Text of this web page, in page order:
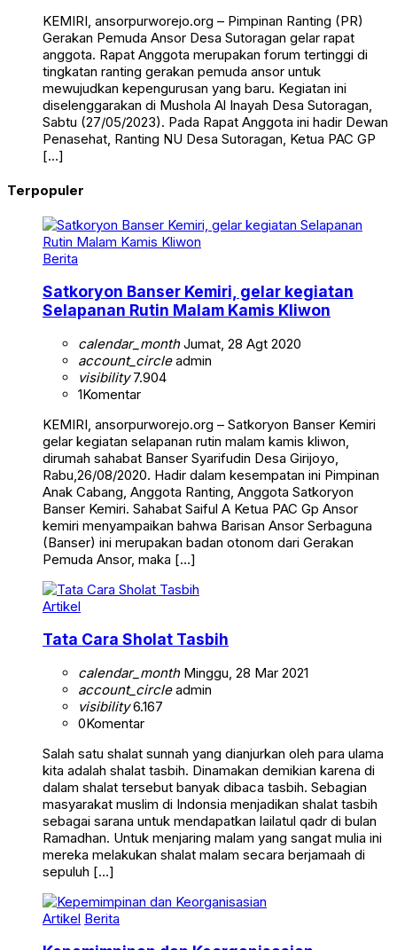
KEMIRI, ansorpurworejo.org – Pimpinan Ranting (PR)
Gerakan Pemuda Ansor Desa Sutoragan gelar rapat
anggota. Rapat Anggota merupakan forum tertinggi di
tingkatan ranting gerakan pemuda ansor untuk
mewujudkan kepengurusan yang baru. Kegiatan ini
diselenggarakan di Mushola Al Inayah Desa Sutoragan,
Sabtu (27/05/2023). Pada Rapat Anggota ini hadir Dewan
Penasehat, Ranting NU Desa Sutoragan, Ketua PAC GP
[…]
Terpopuler
Berita
Satkoryon Banser Kemiri, gelar kegiatan
Selapanan Rutin Malam Kamis Kliwon
calendar_monthJumat, 28 Agt 2020
account_circleadmin
visibility7.904
1Komentar
KEMIRI, ansorpurworejo.org – Satkoryon Banser Kemiri
gelar kegiatan selapanan rutin malam kamis kliwon,
dirumah sahabat Banser Syarifudin Desa Girijoyo,
Rabu,26/08/2020. Hadir dalam kesempatan ini Pimpinan
Anak Cabang, Anggota Ranting, Anggota Satkoryon
Banser Kemiri. Sahabat Saiful A Ketua PAC Gp Ansor
kemiri menyampaikan bahwa Barisan Ansor Serbaguna
(Banser) ini merupakan badan otonom dari Gerakan
Pemuda Ansor, maka […]
Artikel
Tata Cara Sholat Tasbih
calendar_monthMinggu, 28 Mar 2021
account_circleadmin
visibility6.167
0Komentar
Salah satu shalat sunnah yang dianjurkan oleh para ulama
kita adalah shalat tasbih. Dinamakan demikian karena di
dalam shalat tersebut banyak dibaca tasbih. Sebagian
masyarakat muslim di Indonsia menjadikan shalat tasbih
sebagai sarana untuk mendapatkan lailatul qadr di bulan
Ramadhan. Untuk menjaring malam yang sangat mulia ini
mereka melakukan shalat malam secara berjamaah di
sepuluh […]
Artikel Berita